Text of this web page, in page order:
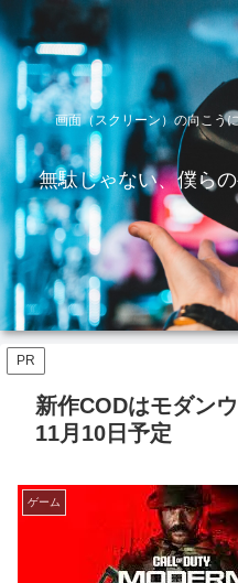
画面（スクリーン）の向こう
無駄じゃない、僕ら
PR
新作CODはモダン
11月10日予定
ゲーム